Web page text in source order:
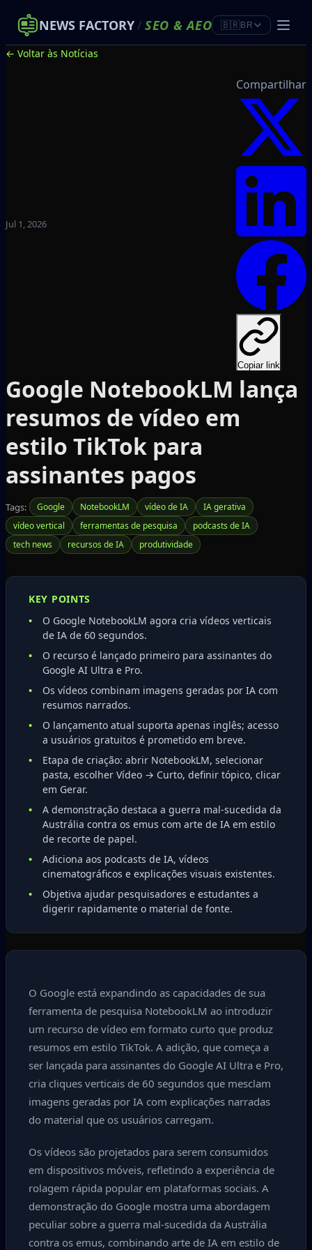
NEWS FACTORY/ SEO &AEO 🇧🇷BR
← Voltar às Notícias
Jul 1, 2026
Compartilhar
Copiar link
Google NotebookLM lança
resumos de vídeo em
estilo TikTok para
assinantes pagos
Tags: Google NotebookLM vídeo de IA
IA gerativa
vídeo vertical
ferramentas de pesquisa
podcasts de IA
tech news
recursos de IA produtividade
KEY POINTS
O Google NotebookLM agora cria vídeos verticais
de IA de 60 segundos.
O recurso é lançado primeiro para assinantes do
Google AI Ultra e Pro.
Os vídeos combinam imagens geradas por IA com
resumos narrados.
O lançamento atual suporta apenas inglês; acesso
a usuários gratuitos é prometido em breve.
Etapa de criação: abrir NotebookLM, selecionar
pasta, escolher Vídeo → Curto, definir tópico, clicar
em Gerar.
A demonstração destaca a guerra mal-sucedida da
Austrália contra os emus com arte de IA em estilo
de recorte de papel.
Adiciona aos podcasts de IA, vídeos
cinematográficos e explicações visuais existentes.
Objetiva ajudar pesquisadores e estudantes a
digerir rapidamente o material de fonte.
O Google está expandindo as capacidades de sua
ferramenta de pesquisa NotebookLM ao introduzir
um recurso de vídeo em formato curto que produz
resumos em estilo TikTok. A adição, que começa a
ser lançada para assinantes do Google AI Ultra e Pro,
cria cliques verticais de 60 segundos que mesclam
imagens geradas por IA com explicações narradas
do material que os usuários carregam.
Os vídeos são projetados para serem consumidos
em dispositivos móveis, refletindo a experiência de
rolagem rápida popular em plataformas sociais. A
demonstração do Google mostra uma abordagem
peculiar sobre a guerra mal-sucedida da Austrália
contra os emus, combinando arte de IA em estilo de